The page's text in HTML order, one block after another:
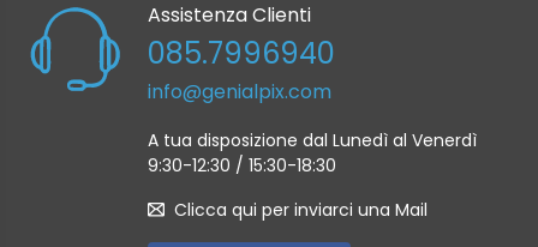
Assistenza Clienti
085.7996940
info@genialpix.com
A tua disposizione dal Lunedì al Venerdì
9:30-12:30 / 15:30-18:30
Clicca qui per inviarci una Mail